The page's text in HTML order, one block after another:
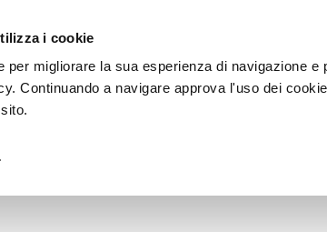
i cookie
per migliorare la sua esperienza di navigazione e
Continuando a navigare approva l'uso dei
Biondo Chiaro